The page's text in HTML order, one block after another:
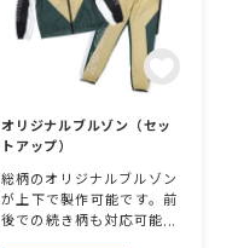
にできる特別な一着です！
オリジナルブルゾン（セッ
トアップ）
総柄のオリジナルブルゾン
が上下で製作可能です。前
後での続き柄も対応可能。